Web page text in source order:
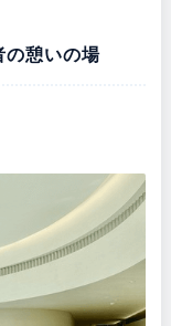
の憩いの場